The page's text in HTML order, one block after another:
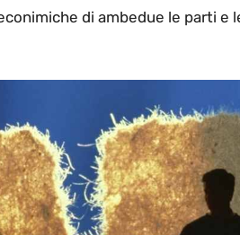
di ambedue le parti e